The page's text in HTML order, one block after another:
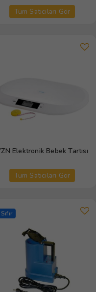
Tüm Satıcıları Gör
Elektronik Bebek Tartısı
Tüm Satıcıları Gör
Sıfır